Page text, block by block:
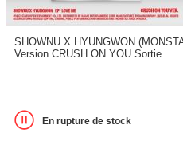
SHOWNU X HYUNGWON
Version CRUSH ON YOU Sortie...
En rupture de stock